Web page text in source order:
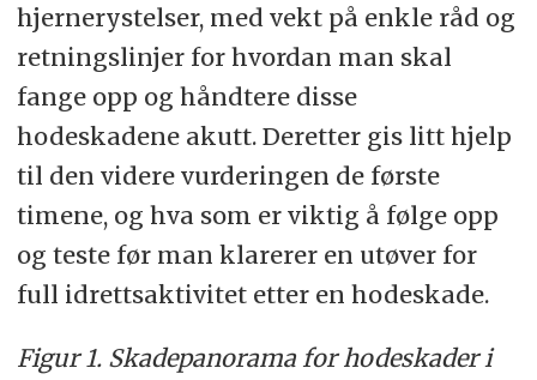
hjernerystelser, med vekt på enkle råd og
retningslinjer for hvordan man skal
fange opp og håndtere disse
hodeskadene akutt. Deretter gis litt hjelp
til den videre vurderingen de første
timene, og hva som er viktig å følge opp
og teste før man klarerer en utøver for
full idrettsaktivitet etter en hodeskade.
Figur 1. Skadepanorama for hodeskader i